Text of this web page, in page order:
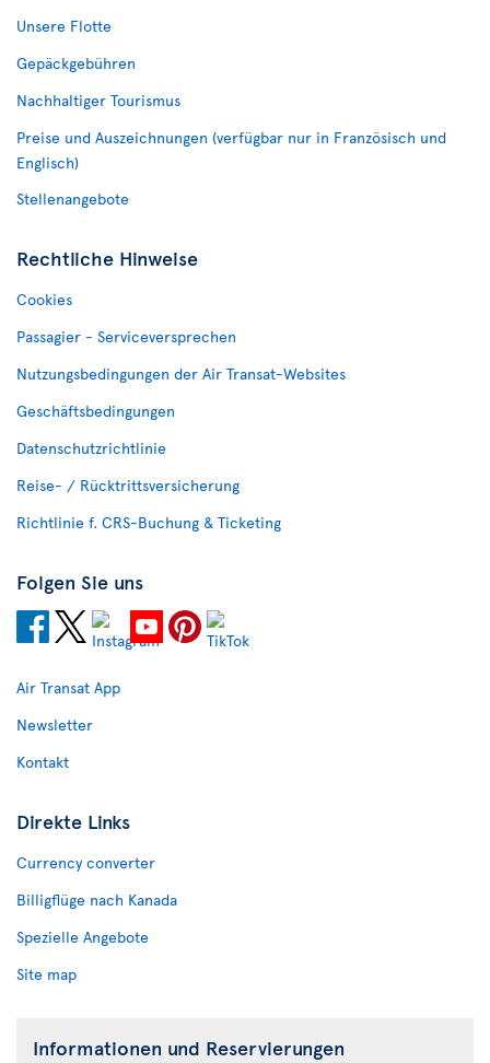
Unsere Flotte
Gepäckgebühren
Nachhaltiger Tourismus
Preise und Auszeichnungen (verfügbar nur in Französisch und
Englisch)
Stellenangebote
Rechtliche Hinweise
Cookies
Passagier - Serviceversprechen
Nutzungsbedingungen der Air Transat-Websites
Geschäftsbedingungen
Datenschutzrichtlinie
Reise- / Rücktrittsversicherung
Richtlinie f. CRS-Buchung & Ticketing
Folgen Sie uns
Air Transat App
Newsletter
Kontakt
Direkte Links
Currency converter
Billigflüge nach Kanada
Spezielle Angebote
Site map
Informationen und Reservierungen